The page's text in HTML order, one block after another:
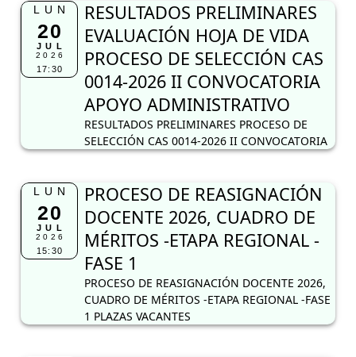
LUN
20
JUL
2026
17:30
RESULTADOS PRELIMINARES
EVALUACIÓN HOJA DE VIDA
PROCESO DE SELECCIÓN CAS
0014-2026 II CONVOCATORIA
APOYO ADMINISTRATIVO
RESULTADOS PRELIMINARES PROCESO DE
SELECCIÓN CAS 0014-2026 II CONVOCATORIA
LUN
20
JUL
2026
15:30
PROCESO DE REASIGNACIÓN
DOCENTE 2026, CUADRO DE
MÉRITOS -ETAPA REGIONAL -
FASE 1
PROCESO DE REASIGNACIÓN DOCENTE 2026,
CUADRO DE MÉRITOS -ETAPA REGIONAL -FASE
1 PLAZAS VACANTES